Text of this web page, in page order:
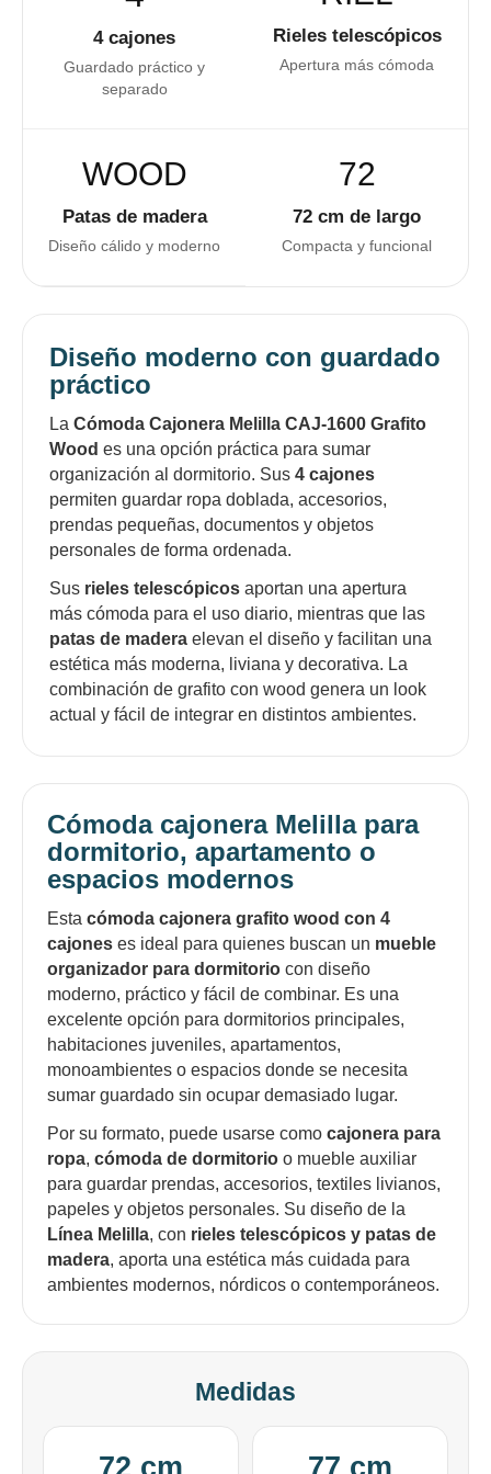
4 cajones
Guardado práctico y
separado
Rieles telescópicos
Apertura más cómoda
WOOD
Patas de madera
Diseño cálido y moderno
72
72 cm de largo
Compacta y funcional
Diseño moderno con guardado
práctico
La Cómoda Cajonera Melilla CAJ-1600 Grafito
Wood es una opción práctica para sumar
organización al dormitorio. Sus 4 cajones
permiten guardar ropa doblada, accesorios,
prendas pequeñas, documentos y objetos
personales de forma ordenada.
Sus rieles telescópicos aportan una apertura
más cómoda para el uso diario, mientras que las
patas de madera elevan el diseño y facilitan una
estética más moderna, liviana y decorativa. La
combinación de grafito con wood genera un look
actual y fácil de integrar en distintos ambientes.
Cómoda cajonera Melilla para
dormitorio, apartamento o
espacios modernos
Esta cómoda cajonera grafito wood con 4
cajones es ideal para quienes buscan un mueble
organizador para dormitorio con diseño
moderno, práctico y fácil de combinar. Es una
excelente opción para dormitorios principales,
habitaciones juveniles, apartamentos,
monoambientes o espacios donde se necesita
sumar guardado sin ocupar demasiado lugar.
Por su formato, puede usarse como cajonera para
ropa, cómoda de dormitorio o mueble auxiliar
para guardar prendas, accesorios, textiles livianos,
papeles y objetos personales. Su diseño de la
Línea Melilla, con rieles telescópicos y patas de
madera, aporta una estética más cuidada para
ambientes modernos, nórdicos o contemporáneos.
Medidas